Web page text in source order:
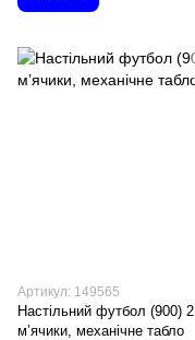
Артикул: 149565
Настільний футбол (900) 2
м’ячики, механічне табло